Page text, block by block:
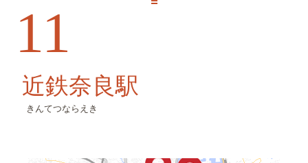
11
近鉄奈良駅
きんてつならえき